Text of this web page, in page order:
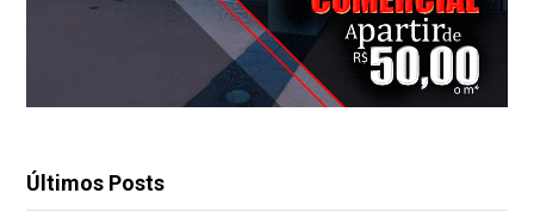
Últimos Posts